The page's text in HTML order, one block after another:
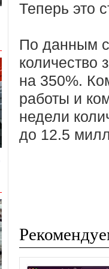
Теперь это
По данным
количество
на 350%.
работы и
недели
до 12.5